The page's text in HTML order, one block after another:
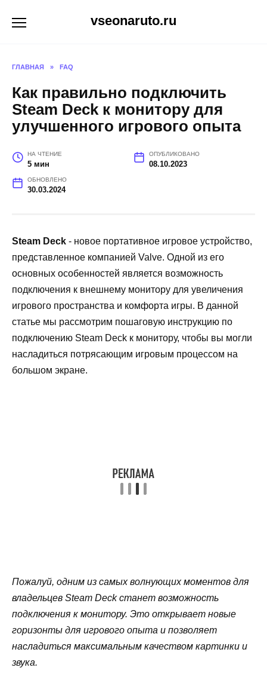
vseonaruto.ru
ГЛАВНАЯ » FAQ
Как правильно подключить
Steam Deck к монитору для
улучшенного игрового опыта
НА ЧТЕНИЕ
5 мин
ОПУБЛИКОВАНО
08.10.2023
ОБНОВЛЕНО
30.03.2024
Steam Deck - новое портативное игровое устройство,
представленное компанией Valve. Одной из его
основных особенностей является возможность
подключения к внешнему монитору для увеличения
игрового пространства и комфорта игры. В данной
статье мы рассмотрим пошаговую инструкцию по
подключению Steam Deck к монитору, чтобы вы могли
насладиться потрясающим игровым процессом на
большом экране.
Пожалуй, одним из самых волнующих моментов для
владельцев Steam Deck станет возможность
подключения к монитору. Это открывает новые
горизонты для игрового опыта и позволяет
насладиться максимальным качеством картинки и
звука.